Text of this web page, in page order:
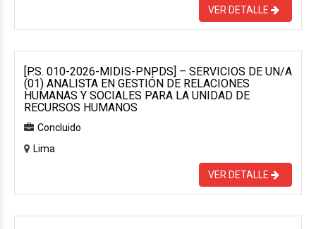
VER DETALLE
[P.S. 010-2026-MIDIS-PNPDS] – SERVICIOS DE UN/A
(01) ANALISTA EN GESTIÓN DE RELACIONES
HUMANAS Y SOCIALES PARA LA UNIDAD DE
RECURSOS HUMANOS
Concluido
Lima
VER DETALLE